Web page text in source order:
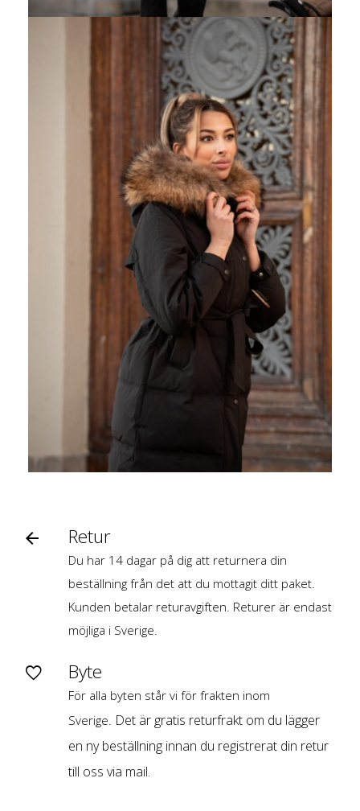
Retur
Du har 14 dagar på dig att returnera din
beställning från det att du mottagit ditt paket.
Kunden betalar returavgiften. Returer är endast
möjliga i Sverige.
Byte
För alla byten står vi för frakten inom
Sverige. Det är gratis returfrakt om du lägger
en ny beställning innan du registrerat din retur
till oss via mail.